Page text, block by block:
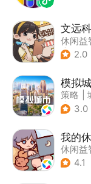
文远
休闲益
| 卡通
2.0
模拟
策略
| 模拟
3.0
我的
休闲益
4.1